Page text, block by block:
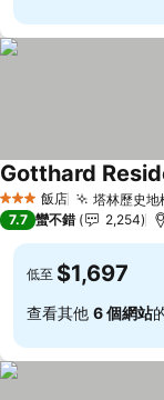
3 星級 飯店 塔林歷史地
Gotthard
7.7 蠻不錯 2,254
低至 $1,697
查看其他 6 個網站